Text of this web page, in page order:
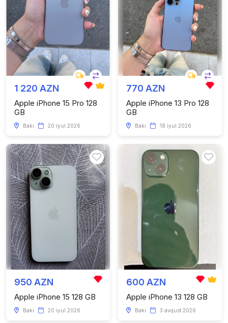
1 220 AZN
Apple iPhone 15 Pro 128
GB
Bakı 20 iyul 2026
770 AZN
Apple iPhone 13 Pro 128
GB
Bakı 18 iyul 2026
950 AZN
Apple iPhone 15 128 GB
Bakı 20 iyul 2026
600 AZN
Apple iPhone 13 128 GB
Bakı 3 avqust 2026